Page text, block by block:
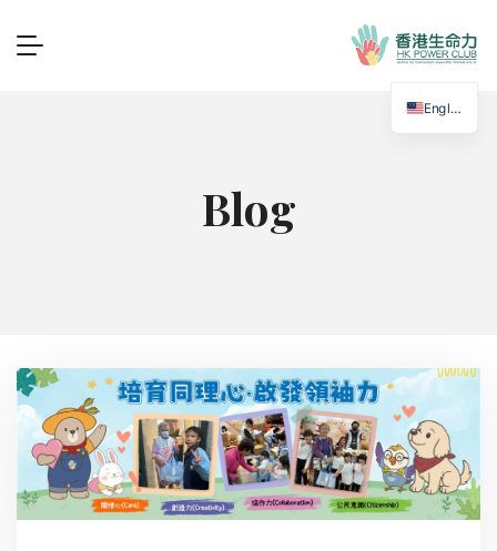
Blog
English